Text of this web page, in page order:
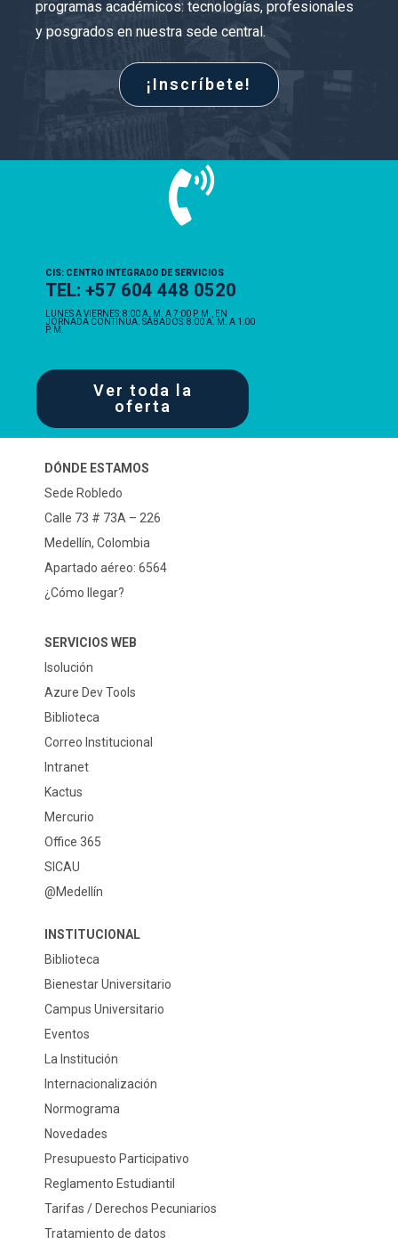
programas académicos: tecnologías, profesionales
y posgrados en nuestra sede central.
¡Inscríbete!
CIS: CENTRO INTEGRADO DE SERVICIOS
TEL: +57 604 448 0520
LUNES A VIERNES: 8:00 A. M. A 7:00 P. M., EN
JORNADA CONTINUA. SÁBADOS: 8:00 A. M. A 1:00
P. M.
Ver toda la
oferta
DÓNDE ESTAMOS
Sede Robledo
Calle 73 # 73A – 226
Medellín, Colombia
Apartado aéreo: 6564
¿Cómo llegar?
SERVICIOS WEB
Isolución
Azure Dev Tools
Biblioteca
Correo Institucional
Intranet
Kactus
Mercurio
Office 365
SICAU
@Medellín
INSTITUCIONAL
Biblioteca
Bienestar Universitario
Campus Universitario
Eventos
La Institución
Internacionalización
Normograma
Novedades
Presupuesto Participativo
Reglamento Estudiantil
Tarifas / Derechos Pecuniarios
Tratamiento de datos